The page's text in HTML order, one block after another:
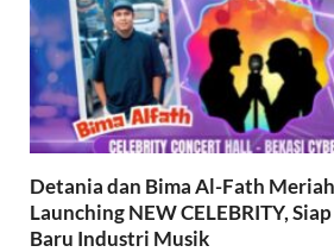
Detania dan Bima Al-Fath
Launching NEW CELEBRITY,
Baru Industri Musik